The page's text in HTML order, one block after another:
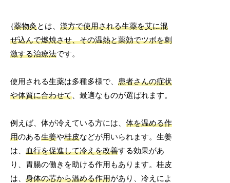
{薬物灸とは、漢方で使用される生薬を艾に混
ぜ込んで燃焼させ、その温熱と薬効でツボを刺
激する治療法です。
使用される生薬は多種多様で、患者さんの症状
や体質に合わせて 、最適なものが選ばれます。
例えば、体が冷えている方には、体を温める作
用のある生姜や桂皮などが用いられます。生姜
は、血行を促進して冷えを改善する効果があ
り、胃腸の働きを助ける作用もあります。桂皮
は、身体の芯から温める作用があり、冷えによ